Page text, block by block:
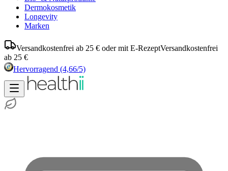
Dermokosmetik
Longevity
Marken
Versandkostenfrei ab 25 € oder mit E-RezeptVersandkostenfrei
ab 25 €
Hervorragend (4,66/5)